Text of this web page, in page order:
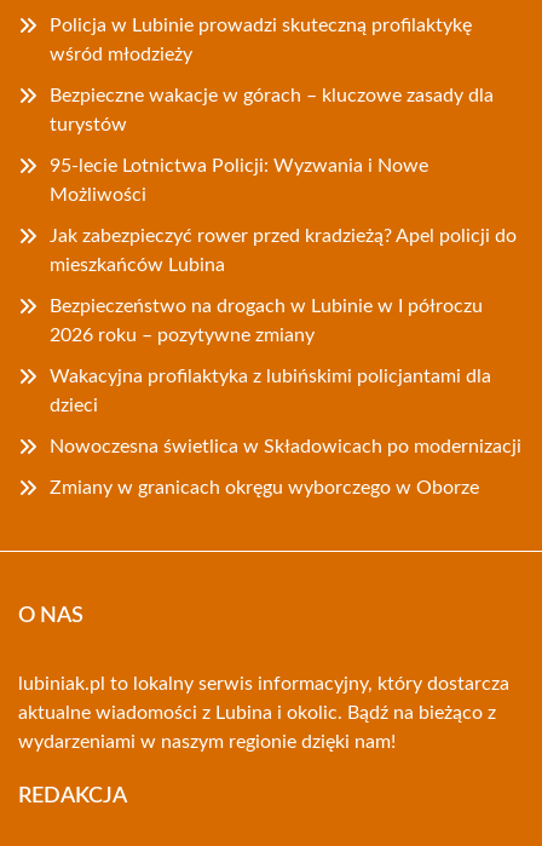
Policja w Lubinie prowadzi skuteczną profilaktykę
wśród młodzieży
Bezpieczne wakacje w górach – kluczowe zasady dla
turystów
95-lecie Lotnictwa Policji: Wyzwania i Nowe
Możliwości
Jak zabezpieczyć rower przed kradzieżą? Apel policji do
mieszkańców Lubina
Bezpieczeństwo na drogach w Lubinie w I półroczu
2026 roku – pozytywne zmiany
Wakacyjna profilaktyka z lubińskimi policjantami dla
dzieci
Nowoczesna świetlica w Składowicach po modernizacji
Zmiany w granicach okręgu wyborczego w Oborze
O NAS
lubiniak.pl to lokalny serwis informacyjny, który dostarcza
aktualne wiadomości z Lubina i okolic. Bądź na bieżąco z
wydarzeniami w naszym regionie dzięki nam!
REDAKCJA